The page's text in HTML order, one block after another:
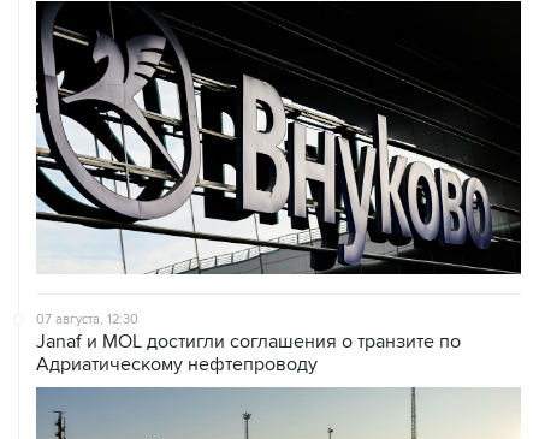
07 августа, 12:30
Janaf и MOL достигли соглашения о транзите по
Адриатическому нефтепроводу